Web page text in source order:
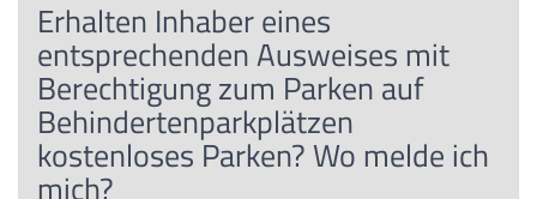
Erhalten Inhaber eines
entsprechenden Ausweises mit
Berechtigung zum Parken auf
Behindertenparkplätzen
kostenloses Parken? Wo melde ich
mich?